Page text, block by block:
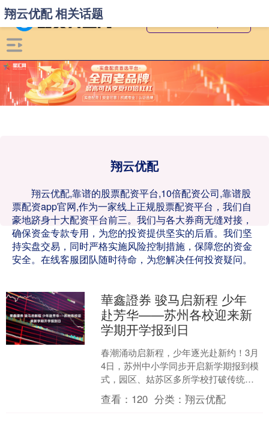
翔云优配
翔云优配,靠谱的股票配资平台,10倍配资公司,靠谱股
票配资app官网,作为一家线上正规股票配资平台，我们自
豪地跻身十大配资平台前三。我们与各大券商无缝对接，
确保资金专款专用，为您的投资提供坚实的后盾。我们坚
持实盘交易，同时严格实施风险控制措施，保障您的资金
安全。在线客服团队随时待命，为您解决任何投资疑问。
翔云优配 相关话题
華鑫證券 骏马启新程 少年
赴芳华——苏州各校迎来新
学期开学报到日
春潮涌动启新程，少年逐光赴新约！3月
4日，苏州中小学同步开启新学期报到模
式，园区、姑苏区多所学校打破传统报
到形式，以马年为契机，将仪式感、趣
味性与传统文化深度融....
查看： 120 分类：翔云优配